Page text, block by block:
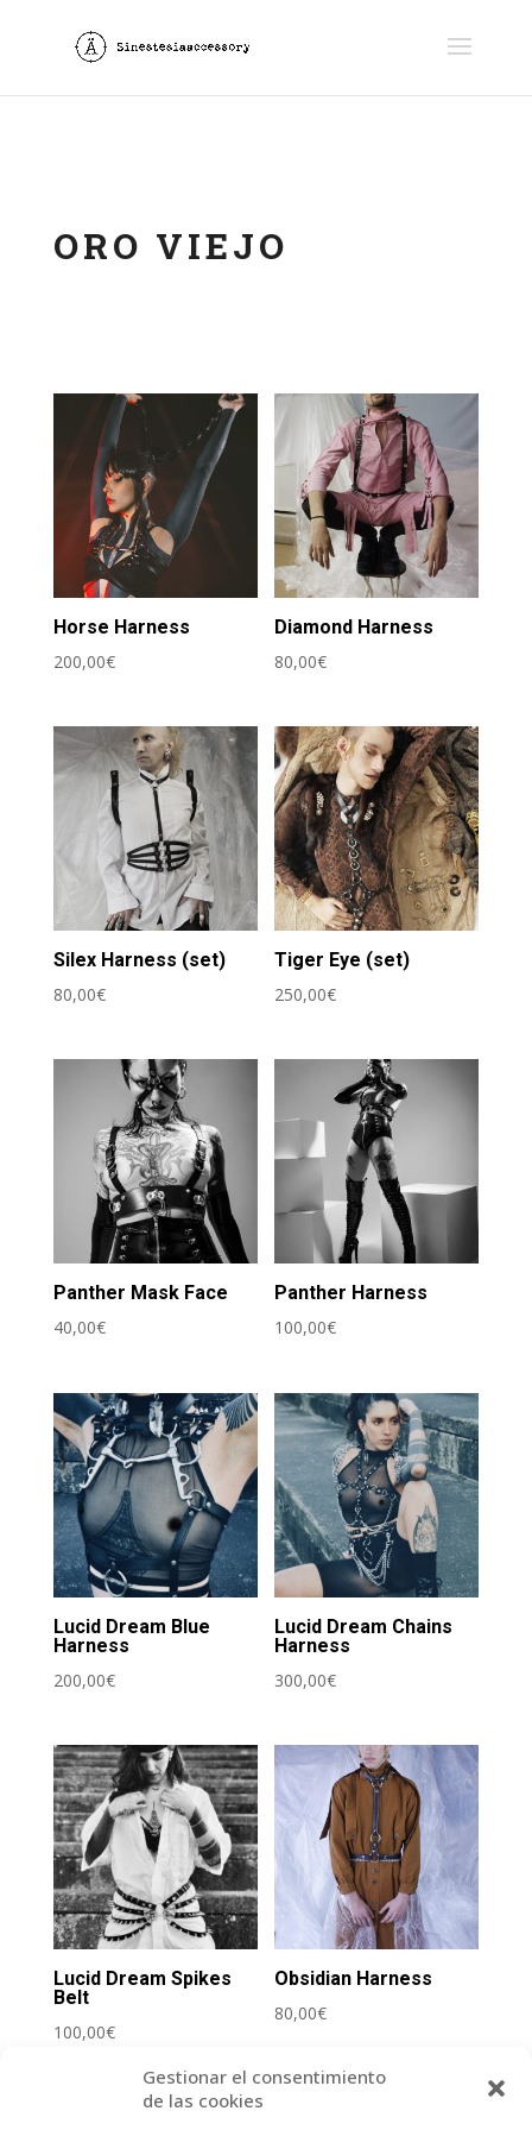
Gestionar el consentimiento
de las cookies
ORO VIEJO
Horse Harness
200,00€
Diamond Harness
80,00€
Silex Harness (set)
80,00€
Tiger Eye (set)
250,00€
Panther Mask Face
40,00€
Panther Harness
100,00€
Lucid Dream Blue
Harness
200,00€
Lucid Dream Chains
Harness
300,00€
Lucid Dream Spikes
Belt
100,00€
Obsidian Harness
80,00€